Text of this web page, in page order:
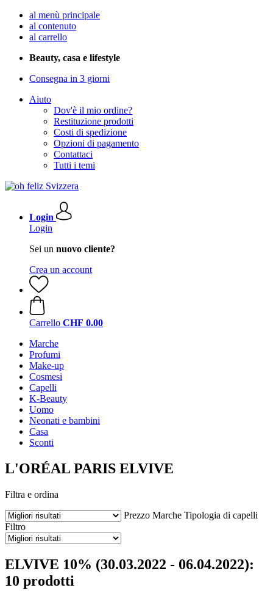
al menù principale
al contenuto
al carrello
Beauty, casa e lifestyle
Consegna in 3 giorni
Aiuto
Dov'è il mio ordine?
Restituzione prodotti
Costi di spedizione
Opzioni di pagamento
Contattaci
Tutti i temi
Login
Login
Sei un nuovo cliente?
Crea un account
Carrello CHF 0.00
Marche
Profumi
Make-up
Cosmesi
Capelli
K-Beauty
Uomo
Neonati e bambini
Casa
Sconti
L'ORÉAL PARIS ELVIVE
Filtra e ordina
Prezzo Marche Tipologia di capelli
Filtro
ELVIVE 10% (30.03.2022 - 06.04.2022):
10 prodotti